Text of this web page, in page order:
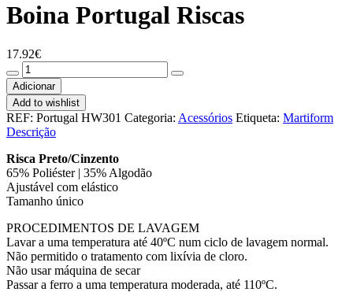
Boina Portugal Riscas
17.92€
Quantidade
de
Boina
Portugal
Riscas
Adicionar
Add to wishlist
REF: Portugal HW301 Categoria: Acessórios Etiqueta: Martiform
Descrição
Risca Preto/Cinzento
65% Poliéster | 35% Algodão
Ajustável com elástico
Tamanho único
PROCEDIMENTOS DE LAVAGEM
Lavar a uma temperatura até 40ºC num ciclo de lavagem normal.
Não permitido o tratamento com lixívia de cloro.
Não usar máquina de secar
Passar a ferro a uma temperatura moderada, até 110ºC.